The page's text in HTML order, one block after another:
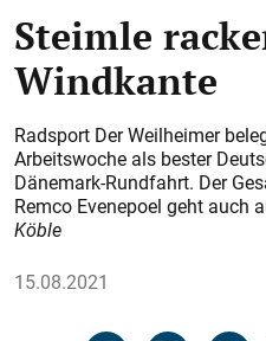
Steimle
Windkante
Radsport Der Weilheimer
Arbeitswoche als bester
Dänemark-Rundfahrt. Der
Remco Evenepoel geht auch
Köble
15.08.2021